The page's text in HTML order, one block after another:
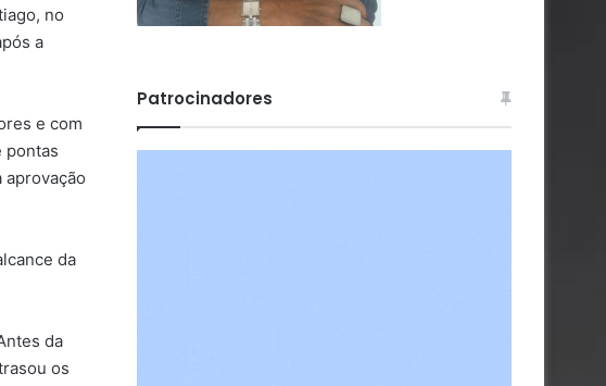
no
a
e com
pontas
da
da
os
Patrocinadores